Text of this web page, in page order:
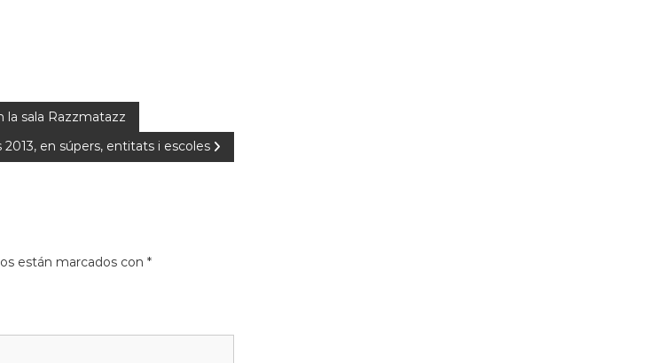
la sala Razzmatazz
en súpers, entitats i escoles
están marcados con *